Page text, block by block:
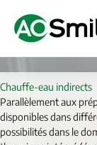
contenu
Chauffe-eau indirects
Parallèlement aux
disponibles dans
possibilités dans le